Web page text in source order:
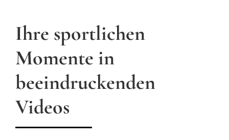
Ihre sportlichen
Momente in
beeindruckenden
Videos